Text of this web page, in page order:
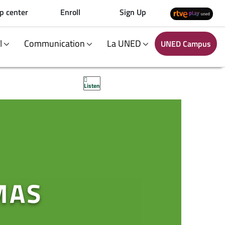
center Enroll Sign Up
Communication La UNED UNED Campus
Listen